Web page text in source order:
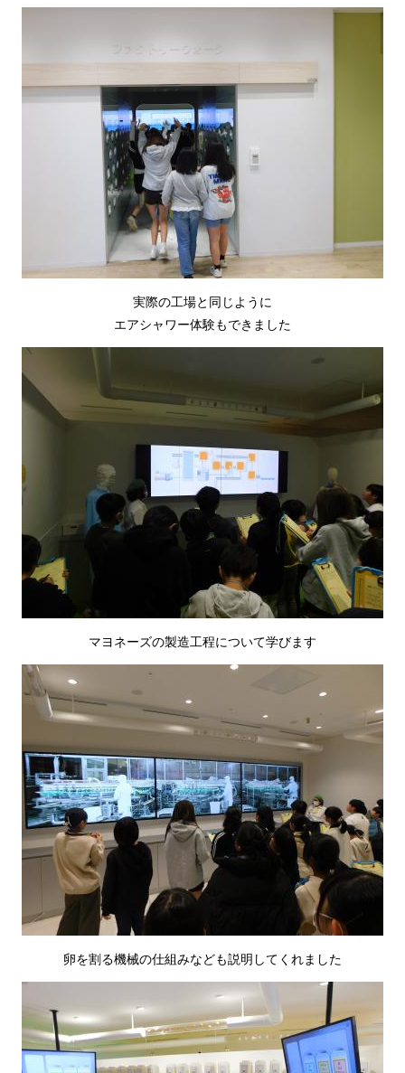
実際の工場と同じように
エアシャワー体験もできました
マヨネーズの製造工程について学びます
卵を割る機械の仕組みなども説明してくれました